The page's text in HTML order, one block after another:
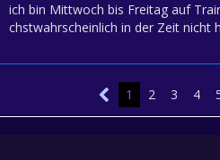
ich bin Mittwoch bis Freitag auf
chstwahrscheinlich in der Zeit nicht
1 2 3 4